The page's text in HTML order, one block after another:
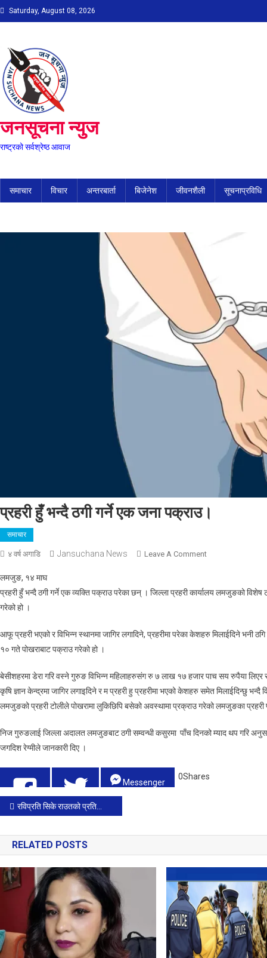
Skip
to
Saturday, August 08, 2026
जनसूचना न्युज
राष्ट्रको सर्वश्रेष्ठ आवाज
समाचार विचार अन्तरबार्ता बिजेनेश जीवनशैली सूचनाप्रविधि
प्रहरी हुँ भन्दै ठगी गर्ने एक जना पक्राउ।
समाचार
४ वर्ष अगाडि Jansuchana News Leave A CommentOn
भन्दै
एक
लमजुङ, १४ माघ
प्रहरी हुँ भन्दै ठगी गर्ने एक व्यक्ति पक्राउ परेका छन् । जिल्ला प्रहरी कार्यालय लमजुङको
गरेको हो ।
आफू प्रहरी भएको र विभिन्न स्थानमा जागिर लगादिने, प्रहरीमा परेका केशहरु मिलाईदिने भनी
१० गते पोखराबाट पक्राउ गरेको हो ।
बेसीशहरमा डेरा गरि वस्ने गुरुङ विभिन्न महिलाहरुसंग रु ७ लाख १७ हजार पाच सय रुपैया लिएर
कृषि ज्ञान केन्द्रमा जागिर लगाइदिने र म प्रहरी हु प्रहरीमा भएको केशहरु समेत मिलाईदिन्छु
लमजुङको प्रहरी टोलीले पोखरामा लुकिछिपि बसेको अवस्थामा प्रक्राउ गरेको लमजुङका
निज गुरुङलाई जिल्ला अदालत लमजुङबाट ठगी सम्वन्धी कसुरमा पाँच दिनको म्याद थप गरि
जगदिश रेग्मीले जानकारी दिए ।
Share0 Tweet 0
Messenger
0Shares
Post
navigation
रविप्रति सिके राउतको प्रतिक्रिया- उहाँ मेरो आशाको केन्द्र हुनुहुन्थ्यो।
RELATED POSTS